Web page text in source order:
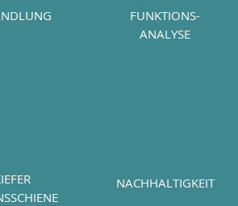
FUNKTIONS-
ANALYSE
NACHHALTIGKEIT